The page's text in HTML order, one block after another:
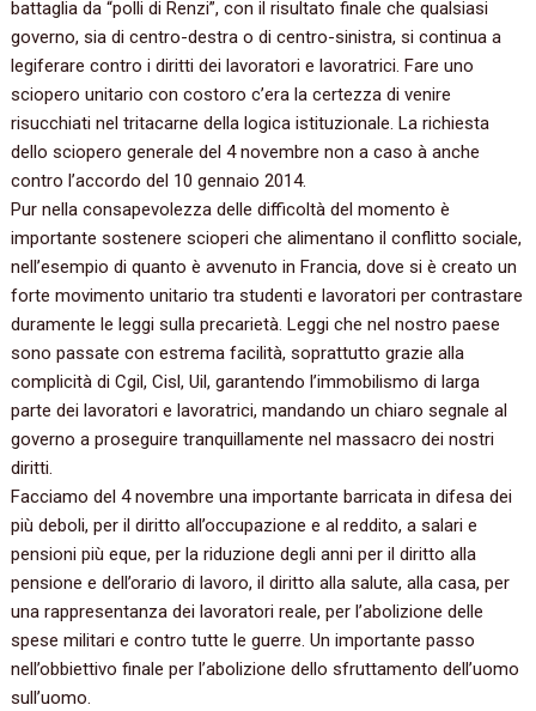
battaglia da “polli di Renzi”, con il risultato finale che qualsiasi
governo, sia di centro-destra o di centro-sinistra, si continua a
legiferare contro i diritti dei lavoratori e lavoratrici. Fare uno
sciopero unitario con costoro c’era la certezza di venire
risucchiati nel tritacarne della logica istituzionale. La richiesta
dello sciopero generale del 4 novembre non a caso à anche
contro l’accordo del 10 gennaio 2014.
Pur nella consapevolezza delle difficoltà del momento è
importante sostenere scioperi che alimentano il conflitto sociale,
nell’esempio di quanto è avvenuto in Francia, dove si è creato un
forte movimento unitario tra studenti e lavoratori per contrastare
duramente le leggi sulla precarietà. Leggi che nel nostro paese
sono passate con estrema facilità, soprattutto grazie alla
complicità di Cgil, Cisl, Uil, garantendo l’immobilismo di larga
parte dei lavoratori e lavoratrici, mandando un chiaro segnale al
governo a proseguire tranquillamente nel massacro dei nostri
diritti.
Facciamo del 4 novembre una importante barricata in difesa dei
più deboli, per il diritto all’occupazione e al reddito, a salari e
pensioni più eque, per la riduzione degli anni per il diritto alla
pensione e dell’orario di lavoro, il diritto alla salute, alla casa, per
una rappresentanza dei lavoratori reale, per l’abolizione delle
spese militari e contro tutte le guerre. Un importante passo
nell’obbiettivo finale per l’abolizione dello sfruttamento dell’uomo
sull’uomo.